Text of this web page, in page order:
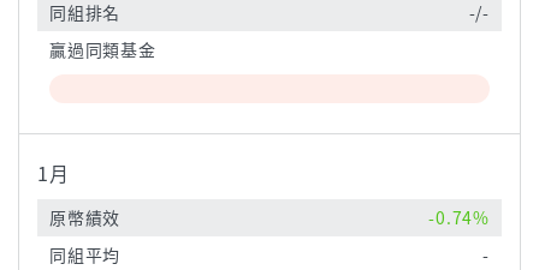
同組排名
-/-
贏過同類基金
1月
原幣績效
-0.74%
同組平均
-